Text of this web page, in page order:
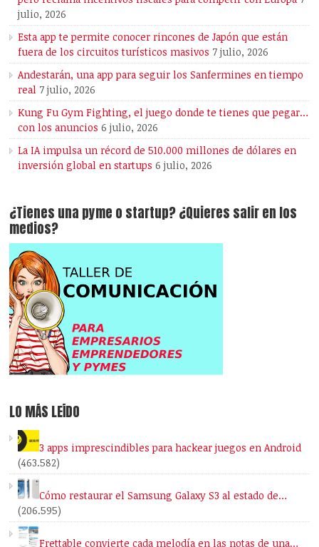
julio, 2026
Esta app te permite conocer rincones de Japón que están
fuera de los circuitos turísticos masivos 7 julio, 2026
Andestarán, una app para seguir los Sanfermines en tiempo
real 7 julio, 2026
Kung Fu Gym Fighting, el juego donde te tienes que pegar…
con los anuncios 6 julio, 2026
La IA impulsa un récord de 510.000 millones de dólares en
inversión global en startups 6 julio, 2026
¿Tienes una pyme o startup? ¿Quieres salir en los
medios?
LO MÁS LEÍDO
3 apps imprescindibles para hackear juegos en Android
(463.582)
Cómo restaurar el Samsung Galaxy S3 al estado de…
(206.595)
Frettable convierte cada melodía en las notas de una…